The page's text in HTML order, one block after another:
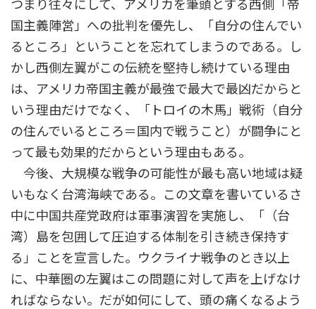
つまり往々にして、アメリカを筆頭とする西側「帝
国主義陣営」への批判を優先し、「自分の住んでい
るところ」ということを忘れてしまうのである。し
かし西側左翼がこの伝統を堅持し続けている理由
は、アメリカ帝国主義が最強で最大で最凶だからと
いう理由だけでなく、「トロイの木馬」戦術（自分
の住んでいるところ＝国内で戦うこと）が闘争にと
って最も効果的だからという理由もある。
今後、大規模な戦争の可能性が最も高い地域は疑
いもなく台湾海峡である。この文章を書いているさ
中に中国共産党政府は軍事演習を実施し、「（台
湾）島を包囲して圧迫する体制を引き続き保持す
る」ことを宣言した。ウクライナ戦争のとき以上
に、中華圏の左翼はこの問題に対して声を上げなけ
ればならない。だが如何にして、頭の痛くなるよう